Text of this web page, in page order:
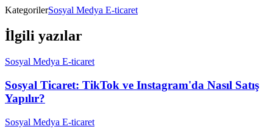
KategorilerSosyal Medya E-ticaret
İlgili yazılar
Sosyal Medya E-ticaret
Sosyal Ticaret: TikTok ve Instagram'da Nasıl Satış
Yapılır?
Sosyal Medya E-ticaret